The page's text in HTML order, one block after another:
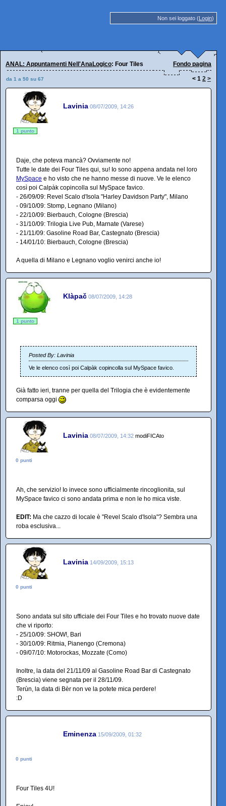
Non sei loggato (Login)
ANAL: Appuntamenti Nell'AnaLogico: Four Tiles Fondo pagina
da 1 a 50 su 67 < 1 2 >
Lavinia 08/07/2009, 14:26
1 punto
Daje, che poteva mancà? Ovviamente no!
Tutte le date dei Four Tiles qui, su! Io sono appena andata nel loro
MySpace e ho visto che ne hanno messe di nuove. Ve le elenco
così poi Calpàk copincolla sul MySpace favico.
- 26/09/09: Revel Scalo d'Isola "Harley Davidson Party", Milano
- 09/10/09: Stomp, Legnano (Milano)
- 22/10/09: Bierbauch, Cologne (Brescia)
- 31/10/09: Trilogia Live Pub, Marnate (Varese)
- 21/11/09: Gasoline Road Bar, Castegnato (Brescia)
- 14/01/10: Bierbauch, Cologne (Brescia)
A quella di Milano e Legnano voglio venirci anche io!
Klàpač 08/07/2009, 14:28
1 punto
Posted By: Lavinia
Ve le elenco così poi Calpàk copincolla sul MySpace favico.
Già fatto ieri, tranne per quella del Trilogia che è evidentemente
comparsa oggi
Lavinia 08/07/2009, 14:32 modiFICAto
0 punti
Ah, che servizio! Io invece sono ufficialmente rincoglionita, sul
MySpace favico ci sono andata prima e non le ho mica viste.
EDIT: Ma che cazzo di locale è "Revel Scalo d'Isola"? Sembra una
roba esclusiva...
Lavinia 14/09/2009, 15:13
0 punti
Sono andata sul sito ufficiale dei Four Tiles e ho trovato nuove date
che vi riporto:
- 25/10/09: SHOW!, Bari
- 30/10/09: Ritmia, Pianengo (Cremona)
- 09/07/10: Motorockas, Mozzate (Como)
Inoltre, la data del 21/11/09 al Gasoline Road Bar di Castegnato
(Brescia) viene segnata per il 28/11/09.
Terùn, la data di Bèr non ve la potete mica perdere!
:D
Eminenza 15/09/2009, 01:32
0 punti
Four Tiles 4U!